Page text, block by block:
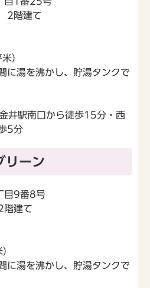
2階建て
）
湯を沸かし、貯湯タンクで
井駅南口から徒歩15分・西
5分
リーン
目9番8号
建て
湯を沸かし、貯湯タンクで